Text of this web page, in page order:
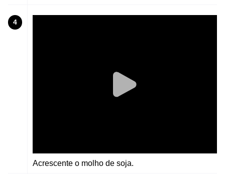
4
Acrescente o molho de soja.